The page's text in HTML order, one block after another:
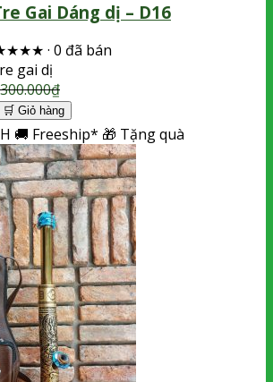
Gai Dáng dị – D16
· 0 đã bán
gai dị
₫
🛒 Giỏ hàng
🚚 Freeship* 🎁 Tặng quà